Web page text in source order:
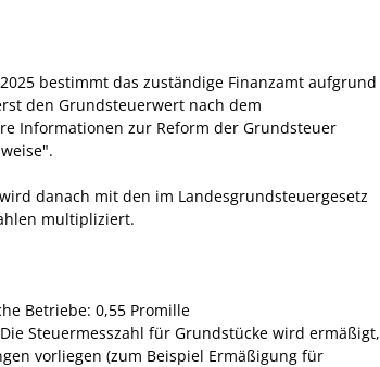
bestimmt das zuständige Finanzamt aufgrund
den Grundsteuerwert nach dem
Informationen zur Reform der Grundsteuer
danach mit den im Landesgrundsteuergesetz
multipliziert.
Betriebe: 0,55 Promille
Steuermesszahl für Grundstücke wird ermäßigt,
vorliegen (zum Beispiel Ermäßigung für